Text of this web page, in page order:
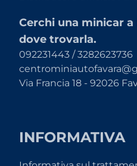
Cerchi una minicar a
dove trovarla.
092231443 / 3282623736
Via Francia 18 - 92026
INFORMATIVA